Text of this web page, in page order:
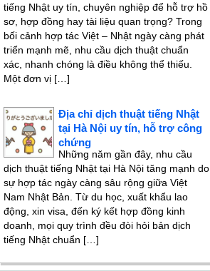
tiếng Nhật uy tín, chuyên nghiệp để hỗ trợ hồ
sơ, hợp đồng hay tài liệu quan trọng? Trong
bối cảnh hợp tác Việt – Nhật ngày càng phát
triển mạnh mẽ, nhu cầu dịch thuật chuẩn
xác, nhanh chóng là điều không thể thiếu.
Một đơn vị […]
Địa chỉ dịch thuật tiếng Nhật
tại Hà Nội uy tín, hỗ trợ công
chứng
Những năm gần đây, nhu cầu
dịch thuật tiếng Nhật tại Hà Nội tăng mạnh do
sự hợp tác ngày càng sâu rộng giữa Việt
Nam Nhật Bản. Từ du học, xuất khẩu lao
động, xin visa, đến ký kết hợp đồng kinh
doanh, mọi quy trình đều đòi hỏi bản dịch
tiếng Nhật chuẩn […]